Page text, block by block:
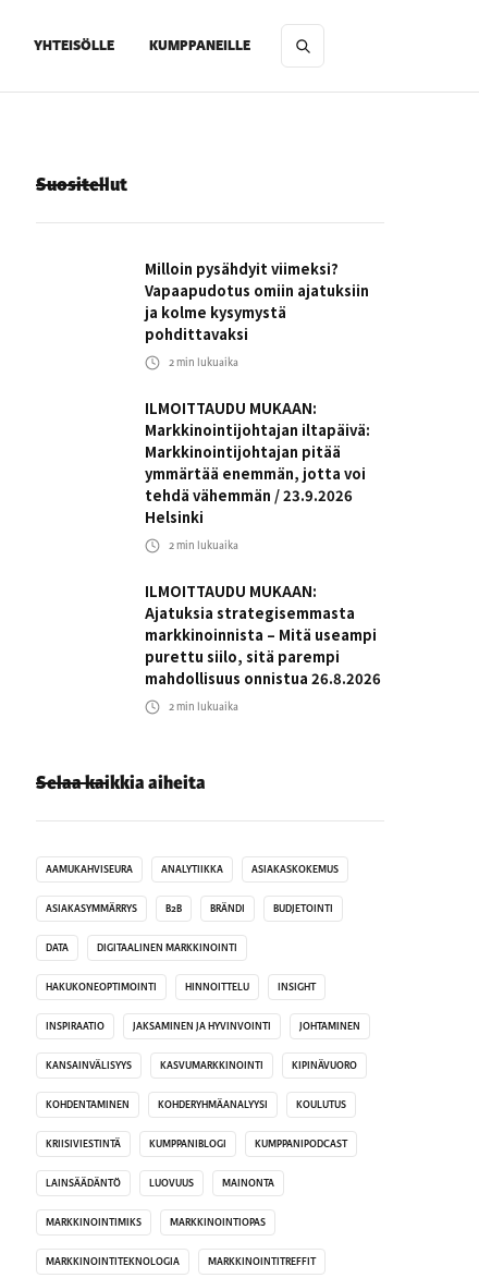
YHTEISÖLLE KUMPPANEILLE
Suositellut
Milloin pysähdyit viimeksi?
Vapaapudotus omiin ajatuksiin
ja kolme kysymystä
pohdittavaksi
2min lukuaika
ILMOITTAUDU MUKAAN:
Markkinointijohtajan iltapäivä:
Markkinointijohtajan pitää
ymmärtää enemmän, jotta voi
tehdä vähemmän / 23.9.2026
Helsinki
2min lukuaika
ILMOITTAUDU MUKAAN:
Ajatuksia strategisemmasta
markkinoinnista – Mitä useampi
purettu siilo, sitä parempi
mahdollisuus onnistua 26.8.2026
2min lukuaika
Selaa kaikkia aiheita
AAMUKAHVISEURA ANALYTIIKKA ASIAKASKOKEMUS
ASIAKASYMMÄRRYS B2B BRÄNDI BUDJETOINTI
DATA DIGITAALINEN MARKKINOINTI
HAKUKONEOPTIMOINTI HINNOITTELU INSIGHT
INSPIRAATIO JAKSAMINEN JA HYVINVOINTI JOHTAMINEN
KANSAINVÄLISYYS KASVUMARKKINOINTI KIPINÄVUORO
KOHDENTAMINEN KOHDERYHMÄANALYYSI KOULUTUS
KRIISIVIESTINTÄ KUMPPANIBLOGI KUMPPANIPODCAST
LAINSÄÄDÄNTÖ LUOVUUS MAINONTA
MARKKINOINTIMIKS MARKKINOINTIOPAS
MARKKINOINTITEKNOLOGIA MARKKINOINTITREFFIT